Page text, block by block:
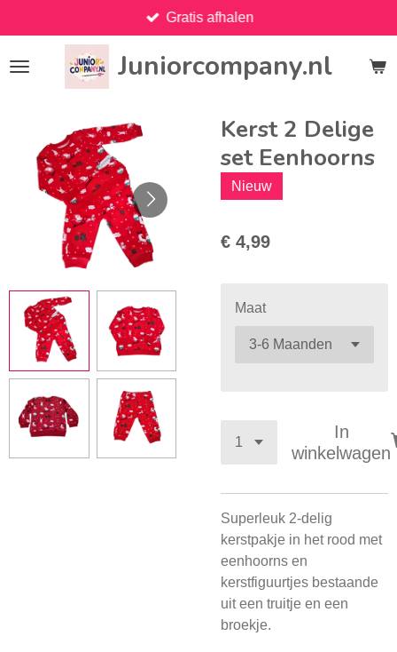
direct
naar
Juniorcompany.nl
Gratis afhalen
Kerst 2 Delige
set Eenhoorns
Nieuw
€ 4,99
Maat
In
winkelwagen
Superleuk 2-delig
kerstpakje in het rood met
eenhoorns en
kerstfiguurtjes bestaande
uit een truitje en een
broekje.